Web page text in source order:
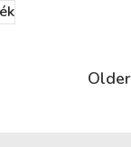
Older